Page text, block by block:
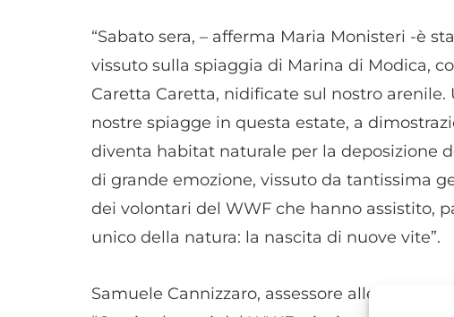
“Sabato sera, – afferma Maria Monisteri -è
vissuto sulla spiaggia di Marina di Modica,
Caretta Caretta, nidificate sul nostro
nostre spiagge in questa estate, a
diventa habitat naturale per la deposizione
di grande emozione, vissuto da tantissima
dei volontari del WWF che hanno assistito,
unico della natura: la nascita di nuove vite”.
Samuele Cannizzaro, assessore alle